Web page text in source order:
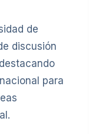
de
discusión
para